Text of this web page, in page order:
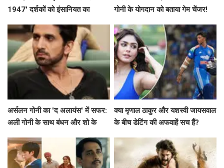
1947' दर्शकों को इंसानियत का
गोनी के योगदान को बताया गेम चेंजर!
अर्सलन गोनी का 'द अलायंस' में सफर:
अली गोनी के साथ बंधन और शो के
क्या मृणाल ठाकुर और यशस्वी जायसवाल
के बीच डेटिंग की अफवाहें सच हैं?